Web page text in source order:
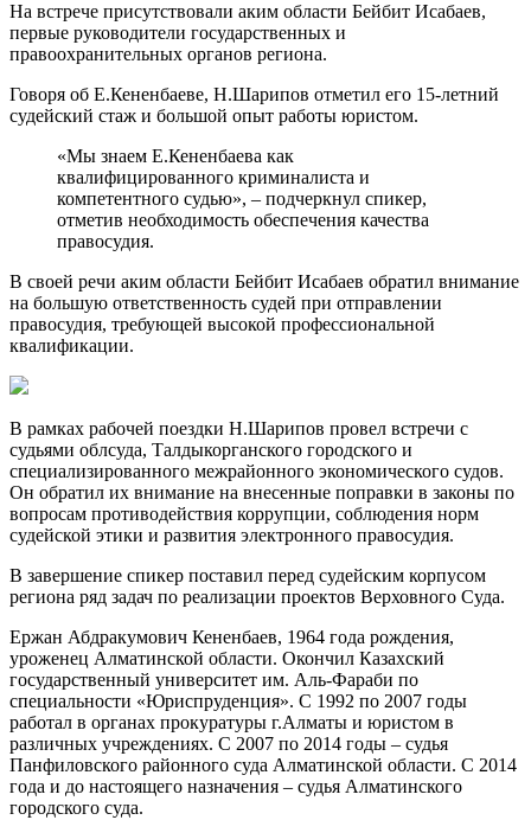
На встрече присутствовали аким области Бейбит Исабаев,
первые руководители государственных и
правоохранительных органов региона.
Говоря об Е.Кененбаеве, Н.Шарипов отметил его 15-летний
судейский стаж и большой опыт работы юристом.
«Мы знаем Е.Кененбаева как
квалифицированного криминалиста и
компетентного судью», – подчеркнул спикер,
отметив необходимость обеспечения качества
правосудия.
В своей речи аким области Бейбит Исабаев обратил внимание
на большую ответственность судей при отправлении
правосудия, требующей высокой профессиональной
квалификации.
В рамках рабочей поездки Н.Шарипов провел встречи с
судьями облсуда, Талдыкорганского городского и
специализированного межрайонного экономического судов.
Он обратил их внимание на внесенные поправки в законы по
вопросам противодействия коррупции, соблюдения норм
судейской этики и развития электронного правосудия.
В завершение спикер поставил перед судейским корпусом
региона ряд задач по реализации проектов Верховного Суда.
Ержан Абдракумович Кененбаев, 1964 года рождения,
уроженец Алматинской области. Окончил Казахский
государственный университет им. Аль-Фараби по
специальности «Юриспруденция». С 1992 по 2007 годы
работал в органах прокуратуры г.Алматы и юристом в
различных учреждениях. С 2007 по 2014 годы – судья
Панфиловского районного суда Алматинской области. С 2014
года и до настоящего назначения – судья Алматинского
городского суда.